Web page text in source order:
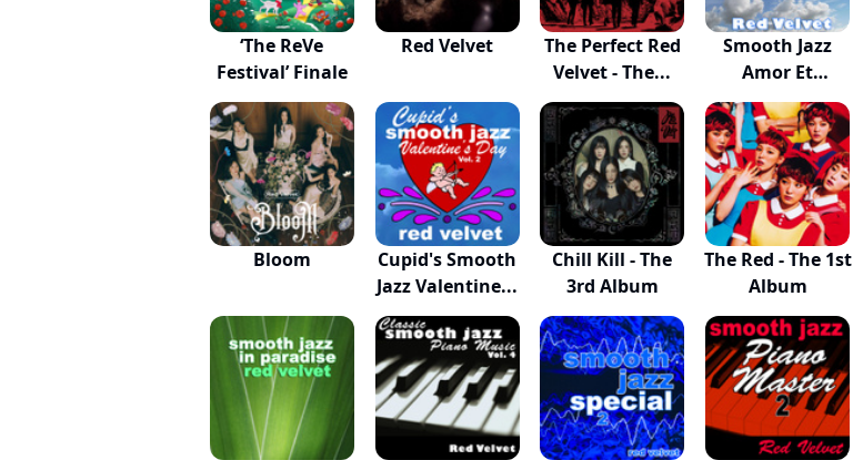
‘The ReVe
Festival’ Finale
Red Velvet
The Perfect Red
Velvet - The...
Smooth Jazz
Amor Et
Hilaritas
Bloom
Cupid's Smooth
Jazz Valentine...
Chill Kill - The
3rd Album
The Red - The 1st
Album